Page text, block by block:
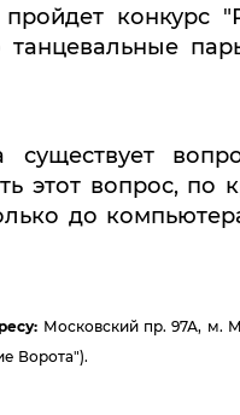
конкурс
танцевальные
этот вопрос, по
до
Московский пр. 97А, м.
Ворота").